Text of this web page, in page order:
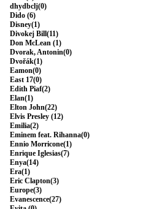
dhydbclj(0)
Dido (6)
Disney(1)
Divokej Bill(11)
Don McLean (1)
Dvorak, Antonin(0)
Dvořák(1)
Eamon(0)
East 17(0)
Edith Piaf(2)
Elan(1)
Elton John(22)
Elvis Presley (12)
Emilia(2)
Eminem feat. Rihanna(0)
Ennio Morricone(1)
Enrique Iglesias(7)
Enya(14)
Era(1)
Eric Clapton(3)
Europe(3)
Evanescence(27)